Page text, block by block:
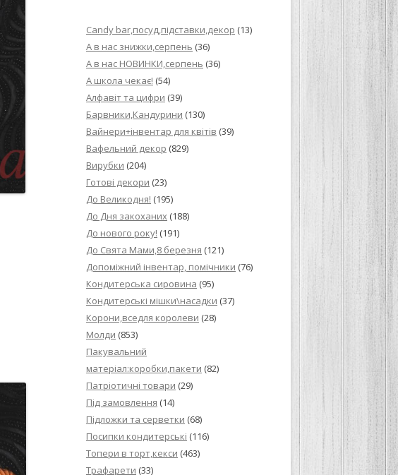
ВЕРШКОВО-СИРНИЙ КРЕМ ДЛЯ
ТОРТУ,РЕЦЕПТ ПРИГОТУВАННЯ
РЕЦЕПТ МАСТИКИ ДЛЯ
ПОКРИТТЯ ТОРТІВ НА ОСНОВІ
ЖЕЛАТИНУ
РЕЦЕПТ ЛИМОННОГО ПИРОГА З
МАСТИКА МЕДОВА
МИГДАЛЬНЕ ПЕЧИВКО
“ЗГУЩЕНОГО МОЛОКА БАГАТО
НЕ БУВАЄ АБО УЛЮБЛЕНИЙ
ДЕСЕРТ АРГЕНТИНЦІВ”
Candy bar,посуд,підставки,декор (13)
А в нас знижки,серпень (36)
А в нас НОВИНКИ,серпень (36)
А школа чекає! (54)
Алфавіт та цифри (39)
Барвники,Кандурини (130)
Вайнери+інвентар для квітів (39)
Вафельний декор (829)
Вирубки (204)
Готові декори (23)
До Великодня! (195)
До Дня закоханих (188)
До нового року! (191)
До Свята Мами,8 березня (121)
Допоміжний інвентар, помічники (76)
Кондитерська сировина (95)
Кондитерські мішки\насадки (37)
Корони,вседля королеви (28)
Молди (853)
Пакувальний
матеріал:коробки,пакети (82)
Патріотичні товари (29)
Під замовлення (14)
Підложки та серветки (68)
Посипки кондитерські (116)
Топери в торт,кекси (463)
Трафарети (33)